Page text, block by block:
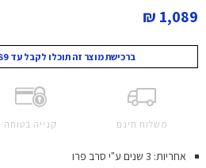
1,089 ₪
ברכישת מוצר זה תוכלו לקבל עד 1,089 נקודות מועדון!
משלוח חינם קנייה בטוחה
אחריות: 3 שנים ע"י סרב פרו